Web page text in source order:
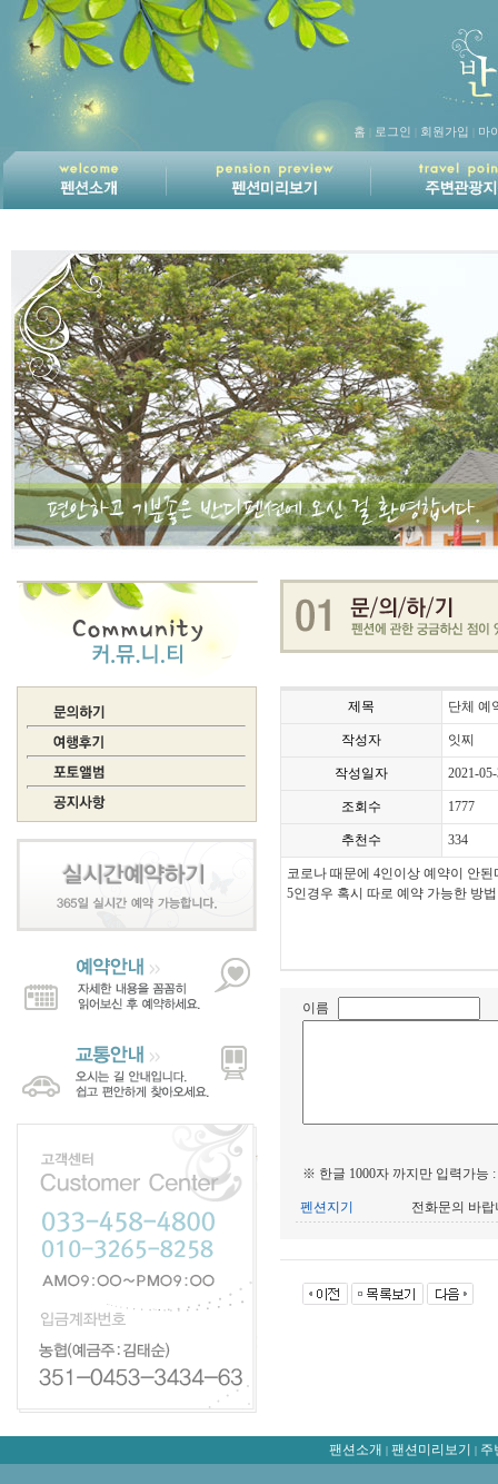
홈 | 로그인 회원가입 마
제목 단체 예
작성자 잇찌
작성일자 2021-
조회수 1777
추천수 334
코로나 때문에 4인이상 예약이 안된
5인경우 혹시 따로 예약 가능한 방
이름
※ 한글 1000자 까지만 입력가능 :
펜션지기 전화문의 바
팬션소개 | 팬션미리보기 | 주